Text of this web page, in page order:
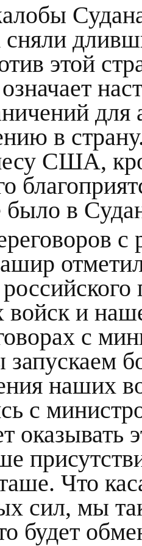
этой
для
в
США,
было в
с
войск и
с
запускаем
наших
с
Что
сил, мы
будет